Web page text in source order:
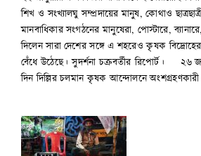
শিখ ও সংখ্যালঘু সম্প্রদায়ের মানুষ, কোথাও
মানবাধিকার সংগঠনের মানুষেরা, পোস্টারে,
দিলেন সারা দেশের সঙ্গে এ শহরেও কৃষক
বেঁধে উঠেছে। সুদর্শনা চক্রবর্তীর রিপোর্ট। ২৬
দিন দিল্লির চলমান কৃষক আন্দোলনে